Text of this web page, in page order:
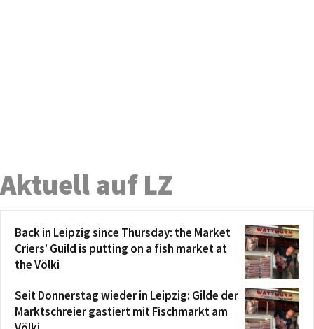
Aktuell auf LZ
Back in Leipzig since Thursday: the Market
Criers’ Guild is putting on a fish market at
the Völki
Seit Donnerstag wieder in Leipzig: Gilde der
Marktschreier gastiert mit Fischmarkt am